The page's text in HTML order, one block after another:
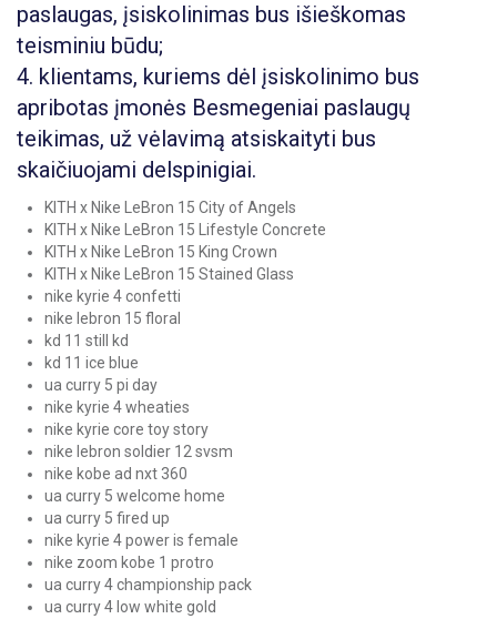
paslaugas, įsiskolinimas bus išieškomas
teisminiu būdu;
4. klientams, kuriems dėl įsiskolinimo bus
apribotas įmonės Besmegeniai paslaugų
teikimas, už vėlavimą atsiskaityti bus
skaičiuojami delspinigiai.
KITH x Nike LeBron 15 City of Angels
KITH x Nike LeBron 15 Lifestyle Concrete
KITH x Nike LeBron 15 King Crown
KITH x Nike LeBron 15 Stained Glass
nike kyrie 4 confetti
nike lebron 15 floral
kd 11 still kd
kd 11 ice blue
ua curry 5 pi day
nike kyrie 4 wheaties
nike kyrie core toy story
nike lebron soldier 12 svsm
nike kobe ad nxt 360
ua curry 5 welcome home
ua curry 5 fired up
nike kyrie 4 power is female
nike zoom kobe 1 protro
ua curry 4 championship pack
ua curry 4 low white gold